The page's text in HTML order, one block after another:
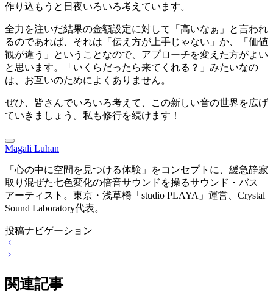
作り込もうと日夜いろいろ考えています。
全力を注いだ結果の金額設定に対して「高いなぁ」と言われ
るのであれば、それは「伝え方が上手じゃない」か、「価値
観が違う」ということなので、アプローチを変えた方がよい
と思います。「いくらだったら来てくれる？」みたいなの
は、お互いのためによくありません。
ぜひ、皆さんでいろいろ考えて、この新しい音の世界を広げ
ていきましょう。私も修行を続けます！
Magali Luhan
「心の中に空間を見つける体験」をコンセプトに、緩急静寂
取り混ぜた七色変化の倍音サウンドを操るサウンド・バス
アーティスト。東京・浅草橋「studio PLAYA」運営、Crystal
Sound Laboratory代表。
投稿ナビゲーション
関連記事